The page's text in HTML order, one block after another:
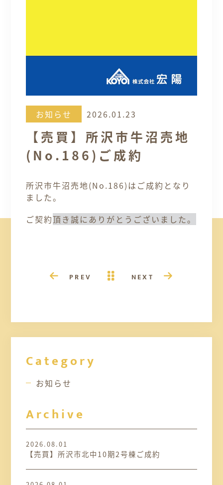
お知らせ 2026.01.23
【売買】所沢市牛沼売地
(No.186)ご成約
所沢市牛沼売地(No.186)はご成約となり
ました。
ご契約頂き誠にありがとうございました。
PREV NEXT
Category
お知らせ
Archive
2026.08.01
【売買】所沢市北中10期2号棟ご成約